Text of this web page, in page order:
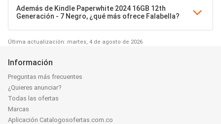
Además de Kindle Paperwhite 2024 16GB 12th
Generación - 7 Negro, ¿qué más ofrece Falabella?
Última actualización: martes, 4 de agosto de 2026
Información
Preguntas más frecuentes
¿Quieres anunciar?
Todas las ofertas
Marcas
Aplicación Catalogosofertas.com.co